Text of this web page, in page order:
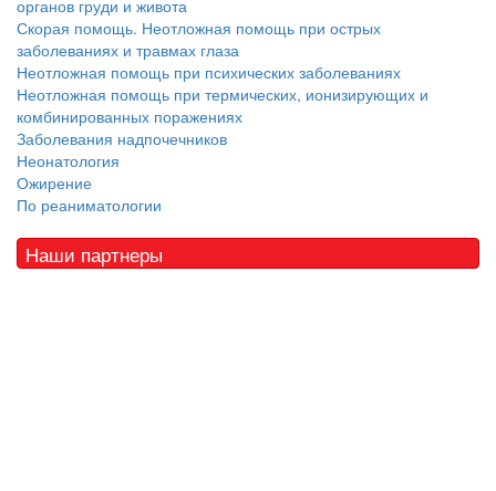
органов груди и живота
Скорая помощь. Неотложная помощь при острых
заболеваниях и травмах глаза
Неотложная помощь при психических заболеваниях
Неотложная помощь при термических, ионизирующих и
комбинированных поражениях
Заболевания надпочечников
Неонатология
Ожирение
По реаниматологии
Наши партнеры